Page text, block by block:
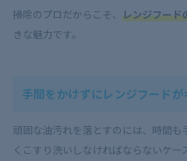
掃除のプロだからこそ、 レンジフード
きな魅力です。
手間をかけずにレンジフードが
頑固な油汚れを落とすのには、時間も
くこすり洗いしなければならないケー